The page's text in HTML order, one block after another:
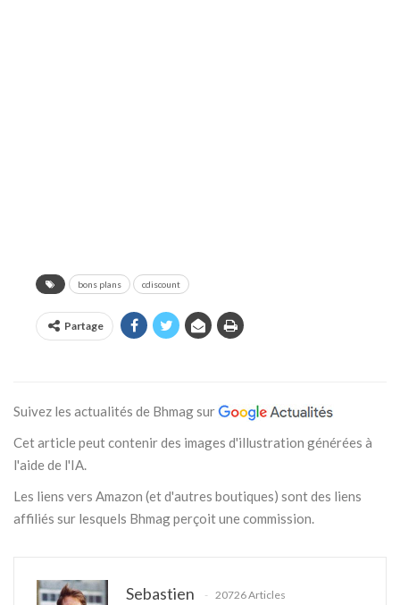
bons plans cdiscount
Partage
Suivez les actualités de Bhmag sur
Cet article peut contenir des images d'illustration générées à
l'aide de l'IA.
Les liens vers Amazon (et d'autres boutiques) sont des liens
affiliés sur lesquels Bhmag perçoit une commission.
Sebastien 20726 Articles